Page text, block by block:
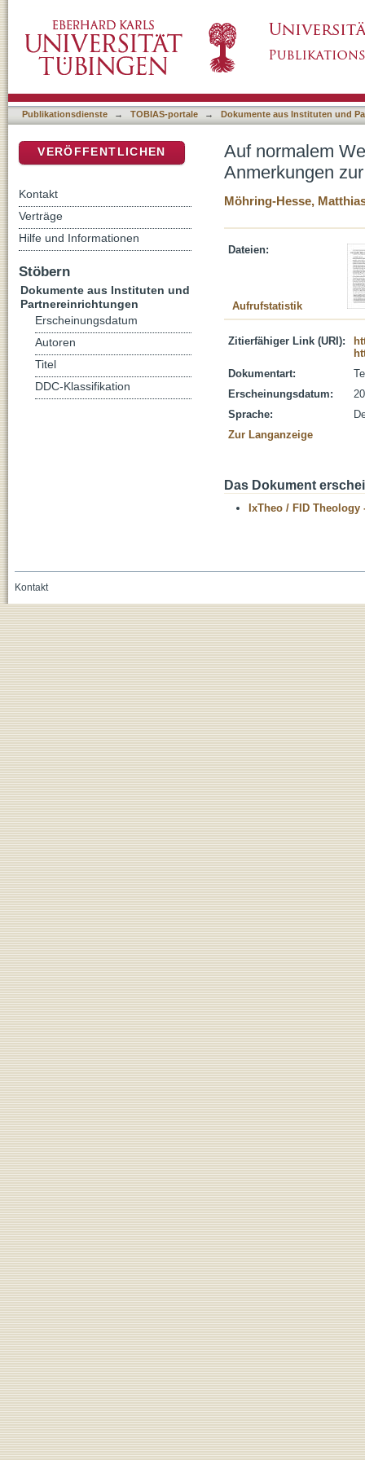
kirchlichen Tarifrechts
Publikationsdienste → TOBIAS-portale → Dokumente aus Instituten und
Auf normalem
Anmerkungen
Möhring-Hesse,
Dateien:
Aufrufstatistik
Zitierfähiger Link (URI):
Dokumentart:
Erscheinungsdatum:
Sprache:
Zur Langanzeige
Das Dokument
IxTheo / FID Theology
VERÖFFENTLICHEN
Kontakt
Verträge
Hilfe und Informationen
Stöbern
Dokumente aus Instituten und
Partnereinrichtungen
Erscheinungsdatum
Autoren
Titel
DDC-Klassifikation
Kontakt